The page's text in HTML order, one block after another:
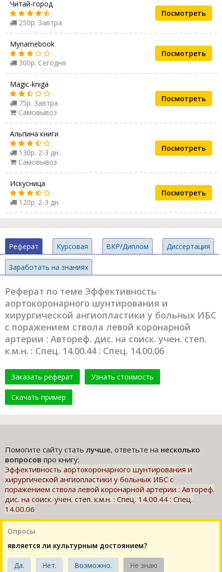
Читай-город
250р. Завтра
Посмотреть
Mynamebook
300р. Сегодня
Посмотреть
Magic-kniga
75р. Завтра
Самовывоз
Посмотреть
Альпина книги
130р. 2-3 дн.
Самовывоз
Посмотреть
Искусница
120р. 2-3 дн.
Посмотреть
Реферат Курсовая ВКР/Диплом Диссертация
Заработать на знаниях
Реферат по теме Эффективность
аортокоронарного шунтирования и
хирургической ангиопластики у больных ИБС
с поражением ствола левой коронарной
артерии : Автореф. дис. на соиск. учен. степ.
к.м.н. : Спец. 14.00.44 : Спец. 14.00.06
Заказать реферат Узнать стоимость
Скачать пример
Помогите сайту статьлучше, ответьте на несколько
вопросов про книгу:
Эффективность аортокоронарного шунтирования и
хирургической ангиопластики у больных ИБС с
поражением ствола левой коронарной артерии : Автореф.
дис. на соиск. учен. степ. к.м.н. : Спец. 14.00.44 : Спец.
14.00.06
Опросы
является ли культурным достоянием?
Да. Нет. Возможно. Не знаю